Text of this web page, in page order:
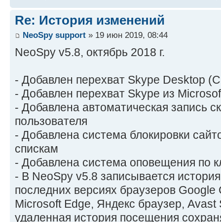
Re: История изменений
NeoSpy support » 19 июн 2019, 08:44
NeoSpy v5.8, октябрь 2018 г.
- Добавлен перехват Skype Desktop
- Добавлен перехват Skype из
- Добавлена автоматическая запись
пользователя
- Добавлена система блокировки
спискам
- Добавлена система оповещения по
- В NeoSpy v5.8 записывается
последних версиях браузеров
Microsoft Edge, Яндекс браузер,
удаленная история посещения